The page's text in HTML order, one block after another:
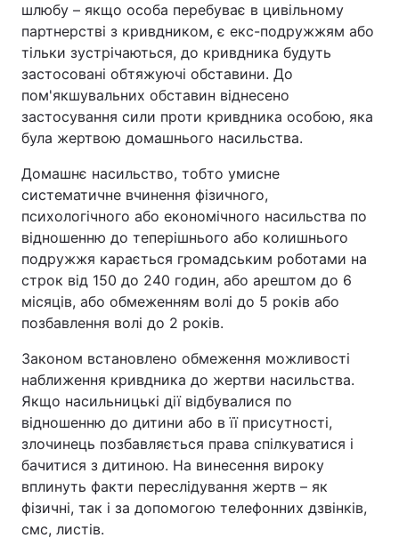
Реклама на сайті Фотобанк
Моніторинг Пресцентр
шлюбу – якщо особа перебуває в цивільному
партнерстві з кривдником, є екс-подружжям або
тільки зустрічаються, до кривдника будуть
застосовані обтяжуючі обставини. До
пом'якшувальних обставин віднесено
застосування сили проти кривдника особою, яка
була жертвою домашнього насильства.
Домашнє насильство, тобто умисне
систематичне вчинення фізичного,
психологічного або економічного насильства по
відношенню до теперішнього або колишнього
подружжя карається громадським роботами на
строк від 150 до 240 годин, або арештом до 6
місяців, або обмеженням волі до 5 років або
позбавлення волі до 2 років.
Законом встановлено обмеження можливості
наближення кривдника до жертви насильства.
Якщо насильницькі дії відбувалися по
відношенню до дитини або в її присутності,
злочинець позбавляється права спілкуватися і
бачитися з дитиною. На винесення вироку
вплинуть факти переслідування жертв – як
фізичні, так і за допомогою телефонних дзвінків,
смс, листів.